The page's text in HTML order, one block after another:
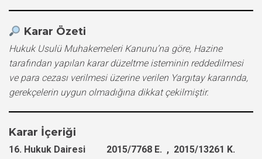
Karar Özeti
Hukuk Usulü Muhakemeleri Kanunu’na göre, Hazine
tarafından yapılan karar düzeltme isteminin reddedilmesi
ve para cezası verilmesi üzerine verilen Yargıtay kararında,
gerekçelerin uygun olmadığına dikkat çekilmiştir.
Karar İçeriği
16. Hukuk Dairesi 2015/7768 E. , 2015/13261 K.